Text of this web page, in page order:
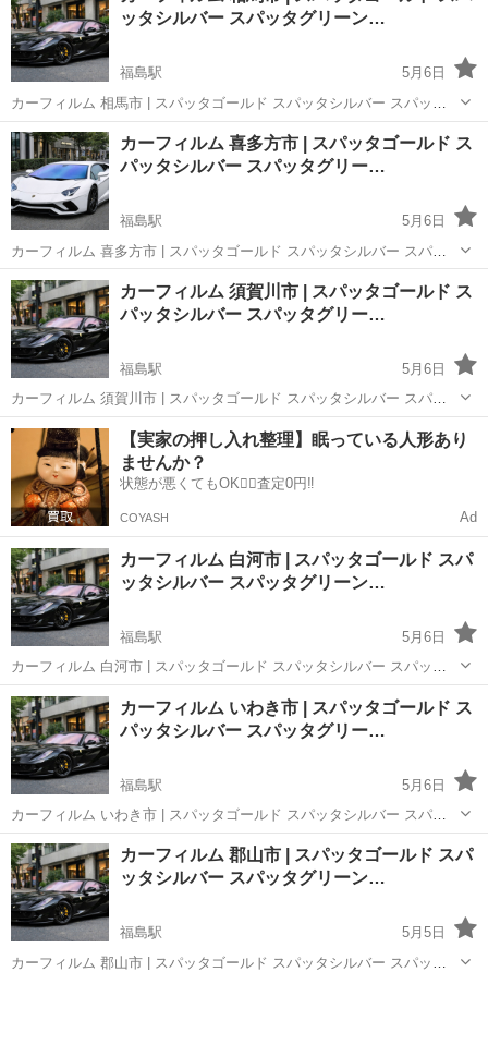
ッタシルバー スパッタグリーン…
福島駅
5月6日
カーフィルム 相馬市 | スパッタゴールド スパッタシルバー スパッタ
グリーン ゴーストオーロラフィルム シルフィード ウインコス スモー
クフィルム 車フィルム 安い 🚗【カーフィルム探してる方へ】車種入
力だけで一発検...
福島 福島市 その他 ページ
カーフィルム 喜多方市 | スパッタゴールド ス
パッタシルバー スパッタグリー…
福島駅
5月6日
カーフィルム 喜多方市 | スパッタゴールド スパッタシルバー スパッ
タグリーン ゴーストオーロラフィルム シルフィード ウインコス スモ
ークフィルム 車フィルム 安い 🚗【カーフィルム探してる方へ】車種
入力だけで一発...
福島 福島市 その他 ページ
カーフィルム 須賀川市 | スパッタゴールド ス
パッタシルバー スパッタグリー…
福島駅
5月6日
カーフィルム 須賀川市 | スパッタゴールド スパッタシルバー スパッ
タグリーン ゴーストオーロラフィルム シルフィード ウインコス スモ
ークフィルム 車フィルム 安い 🚗【カーフィルム探してる方へ】車種
入力だけで一発...
福島 福島市 福島駅 その他 ページ
【実家の押し入れ整理】眠っている人形あり
ませんか？
状態が悪くてもOK🙆‍♀️査定0円‼️
COYASH Ad
カーフィルム 白河市 | スパッタゴールド スパ
ッタシルバー スパッタグリーン…
福島駅
5月6日
カーフィルム 白河市 | スパッタゴールド スパッタシルバー スパッタ
グリーン ゴーストオーロラフィルム シルフィード ウインコス スモー
クフィルム 車フィルム 安い 🚗【カーフィルム探してる方へ】車種入
力だけで一発検...
福島 福島市 その他
カーフィルム いわき市 | スパッタゴールド ス
パッタシルバー スパッタグリー…
福島駅
5月6日
カーフィルム いわき市 | スパッタゴールド スパッタシルバー スパッ
タグリーン ゴーストオーロラフィルム シルフィード ウインコス スモ
ークフィルム 車フィルム 安い 🚗【カーフィルム探してる方へ】車種
入力だけで一発...
福島 福島市 福島駅 その他
カーフィルム 郡山市 | スパッタゴールド スパ
ッタシルバー スパッタグリーン…
福島駅
5月5日
カーフィルム 郡山市 | スパッタゴールド スパッタシルバー スパッタ